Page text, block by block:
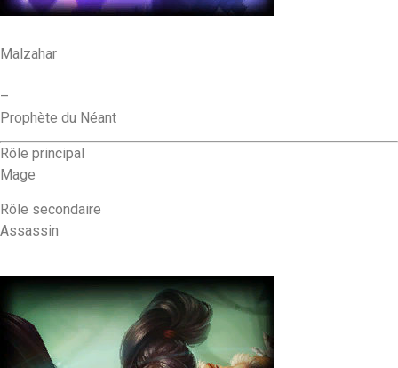
Malzahar
–
Prophète du Néant
Rôle principal
Mage
Rôle secondaire
Assassin